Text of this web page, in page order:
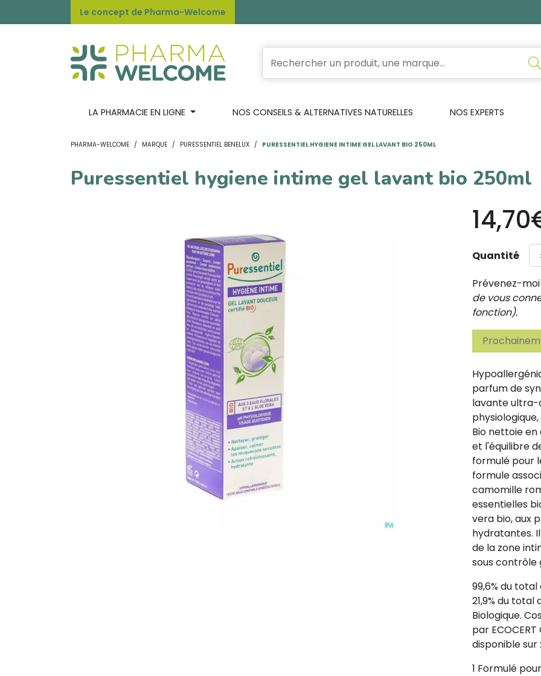
Le concept de Pharma-Welcome
LA PHARMACIE EN LIGNE NOS CONSEILS & ALTERNATIVES NATURELLES NOS EXPERTS
PHARMA-WELCOME MARQUE PURESSENTIEL BENELUX PURESSENTIEL HYGIENE INTIME GEL LAVANT BIO 250ML
Puressentiel hygiene intime gel lavant bio 250ml
Quantité
Prévenez-
de vous
fonction).
parfum de
lavante ultra-
Bio nettoie
et l'équilibre
formulé pour
formule
camomille
essentielles
vera bio, aux
hydratantes.
de la zone
sous contrôle
99,6% du
21,9% du
Biologique.
par
disponible
1 Formulé